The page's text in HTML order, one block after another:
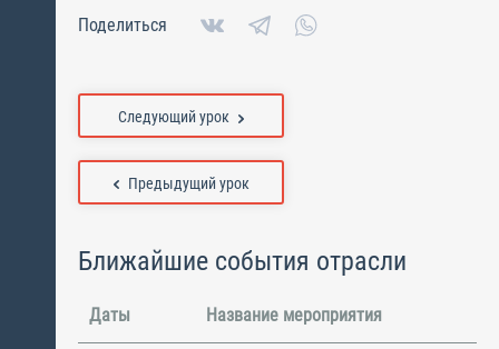
Поделиться
Предыдущий урок
Следующий урок
Ближайшие события отрасли
Даты Название мероприятия